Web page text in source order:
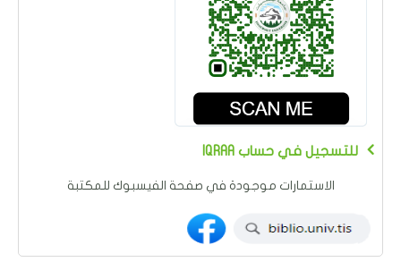
IQRAA للتسجيل في حساب
الاستمارات موجودة في صفحة الفيسبوك للمكتبة